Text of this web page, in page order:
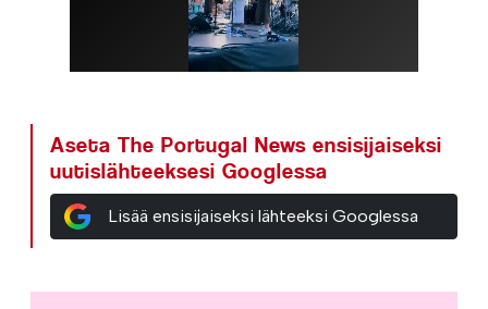
Aseta The Portugal News ensisijaiseksi
uutislähteeksesi Googlessa
Lisää ensisijaiseksi lähteeksi Googlessa